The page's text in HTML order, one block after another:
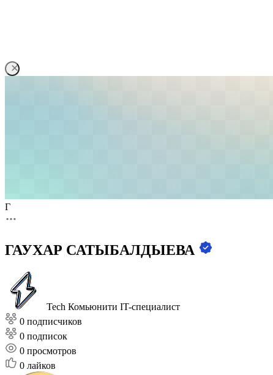
Г
ГАУХАР САТЫБАЛДЫЕВА
Tech Комьюнити IT-специалист
0 подписчиков
0 подписок
0 просмотров
0 лайков